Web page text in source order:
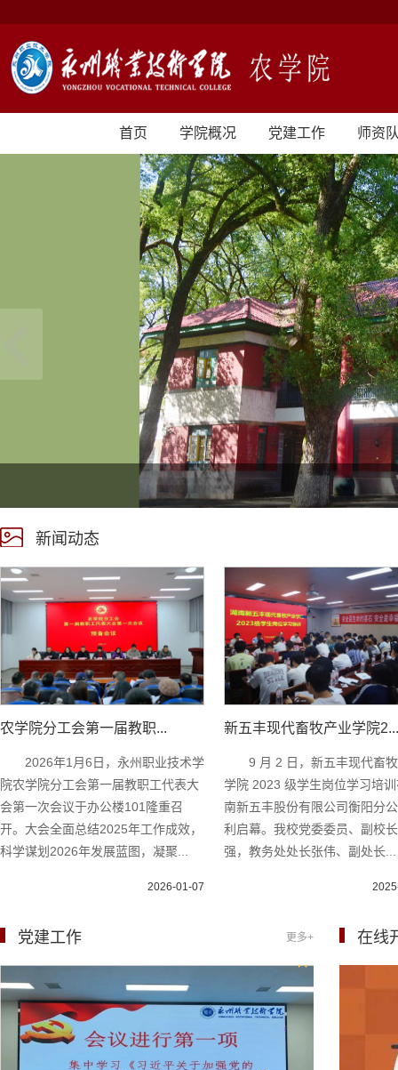
首页 学院概况 党建工作 师资
新闻动态
农学院分工会第一届教职...
2026年1月6日，永州职业技术学
院农学院分工会第一届教职工代表大
会第一次会议于办公楼101隆重召
开。大会全面总结2025年工作成效，
科学谋划2026年发展蓝图，凝聚...
2026-01-07
新五丰现代畜牧产业学院
9 月 2 日，新五丰现代畜
学院 2023 级学生岗位学习培
南新五丰股份有限公司衡阳分
利启幕。我校党委委员、副校
强，教务处处长张伟、副处长...
更多+
党建工作 在线